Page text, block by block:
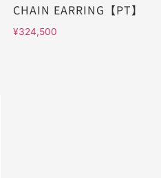
CHAIN EARRING【PT】
¥324,500